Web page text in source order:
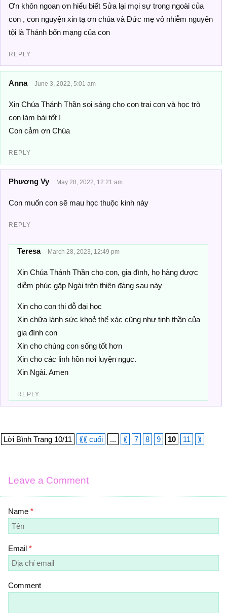
Ơn khôn ngoan ơn hiểu biết Sửa lại mọi sự trong ngoài của
con , con nguyện xin tạ ơn chúa và Đức mẹ vô nhiễm nguyên
tội là Thánh bổn mạng của con
REPLY
Anna June 3, 2022, 5:01 am
Xin Chúa Thánh Thần soi sáng cho con trai con và học trò
con làm bài tốt !
Con cảm ơn Chúa
REPLY
Phương Vy May 28, 2022, 12:21 am
Con muốn con sẽ mau học thuộc kinh này
REPLY
Teresa March 28, 2023, 12:49 pm
Xin Chúa Thánh Thần cho con, gia đình, họ hàng được
diễm phúc gặp Ngài trên thiên đàng sau này
Xin cho con thi đỗ đại học
Xin chữa lành sức khoẻ thể xác cũng như tinh thần của
gia đình con
Xin cho chúng con sống tốt hơn
Xin cho các linh hồn nơi luyện ngục.
Xin Ngài. Amen
REPLY
Lời Bình Trang 10/11 ⟪⟪ cuối ... ⟪ 7 8 9 10 11 ⟫
Leave a Comment
Name *
Email *
Comment